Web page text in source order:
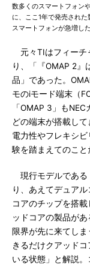
数多くのスマートフォン
に、ここ1年で発売され
スマートフォンが急増し
元々TIはフィーチ
り、「『OMAP 2』
品」であった。
モのiモード端末（
「OMAP 3」も
どの端末が搭載し
電力性やフレキシ
験を踏まえてのこと
現行モデルである
り、あえてデュア
コアのチップを搭
ッドコアの製品が
限界が先に来てし
きるだけクアッド
いる状態」と解説